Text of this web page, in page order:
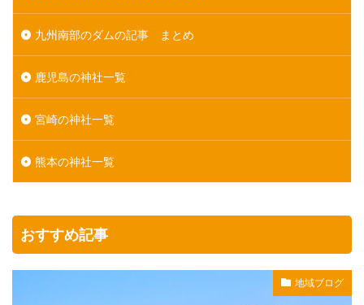
九州南部のダムの記事 まとめ
鹿児島の神社一覧
宮崎の神社一覧
熊本の神社一覧
おすすめ記事
地域ブログ